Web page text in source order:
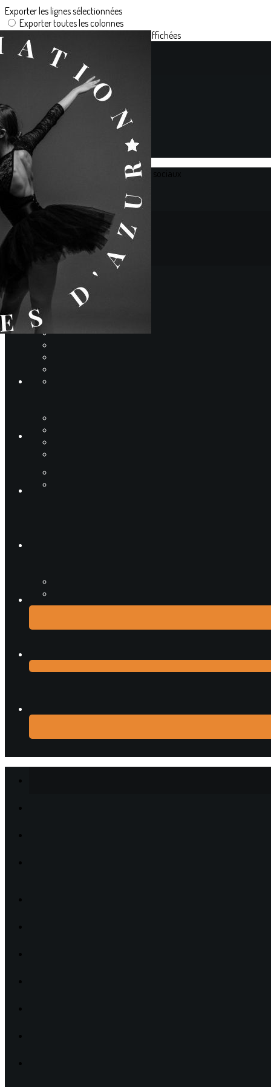
Exporter les lignes sélectionnées
Exporter toutes les colonnes
Exporter uniquement les colonnes affichées
L'Association
BILLETTERIE
FORMULAIRE D'INSCRIPTION
INSCRIPTIONS STAGES
Ajoutez un logo, un bouton, des réseaux sociaux
Cliquez pour éditer